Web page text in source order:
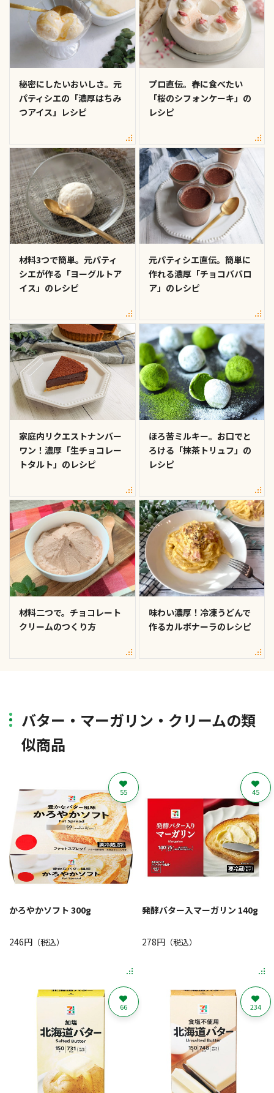
秘密にしたいおいしさ。元
パティシエの「濃厚はちみ
つアイス」レシピ
プロ直伝。春に食べたい
「桜のシフォンケーキ」の
レシピ
材料3つで簡単。元パティ
シエが作る「ヨーグルトア
イス」のレシピ
元パティシエ直伝。簡単に
作れる濃厚「チョコババロ
ア」のレシピ
家庭内リクエストナンバー
ワン！濃厚「生チョコレー
トタルト」のレシピ
ほろ苦ミルキー。お口でと
ろける「抹茶トリュフ」の
レシピ
材料二つで。チョコレート
クリームのつくり方
味わい濃厚！冷凍うどんで
作るカルボナーラのレシピ
バター・マーガリン・クリームの類
似商品
かろやかソフト 300g
246円 （税込）
55
発酵バター入マーガリン 140g
278円（税込）
45
66 234